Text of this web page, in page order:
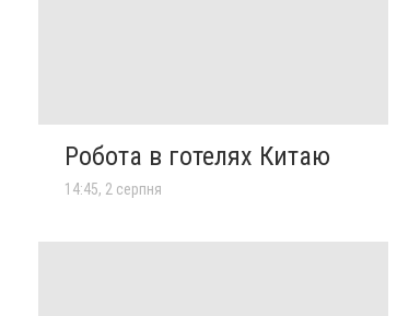
Робота в готелях Китаю
14:45, 2 серпня